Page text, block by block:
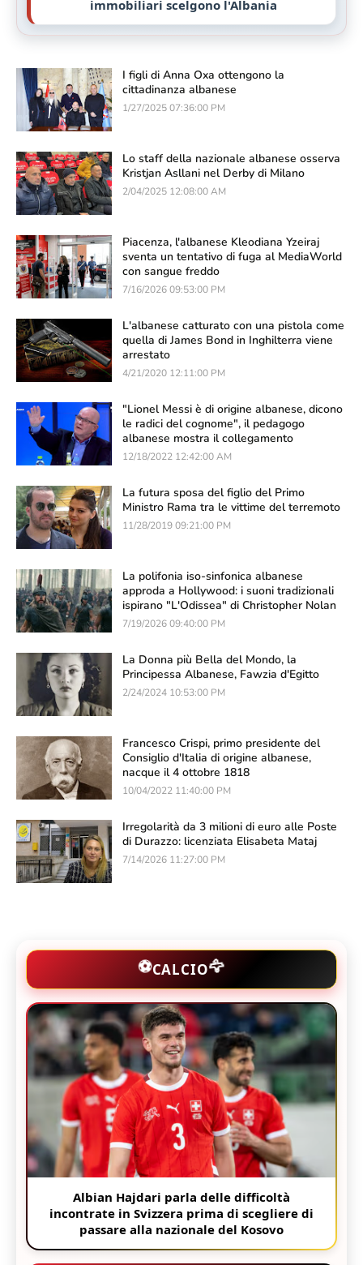
immobiliari scelgono l'Albania
I figli di Anna Oxa ottengono la
cittadinanza albanese
1/27/2025 07:36:00 PM
Lo staff della nazionale albanese osserva
Kristjan Asllani nel Derby di Milano
2/04/2025 12:08:00 AM
Piacenza, l'albanese Kleodiana Yzeiraj
sventa un tentativo di fuga al MediaWorld
con sangue freddo
7/16/2026 09:53:00 PM
L'albanese catturato con una pistola come
quella di James Bond in Inghilterra viene
arrestato
4/21/2020 12:11:00 PM
"Lionel Messi è di origine albanese, dicono
le radici del cognome", il pedagogo
albanese mostra il collegamento
12/18/2022 12:42:00 AM
La futura sposa del figlio del Primo
Ministro Rama tra le vittime del terremoto
11/28/2019 09:21:00 PM
La polifonia iso-sinfonica albanese
approda a Hollywood: i suoni tradizionali
ispirano "L'Odissea" di Christopher Nolan
7/19/2026 09:40:00 PM
La Donna più Bella del Mondo, la
Principessa Albanese, Fawzia d'Egitto
2/24/2024 10:53:00 PM
Francesco Crispi, primo presidente del
Consiglio d'Italia di origine albanese,
nacque il 4 ottobre 1818
10/04/2022 11:40:00 PM
Irregolarità da 3 milioni di euro alle Poste
di Durazzo: licenziata Elisabeta Mataj
7/14/2026 11:27:00 PM
⚽CALCIO🦅
Albian Hajdari parla delle difficoltà
incontrate in Svizzera prima di scegliere di
passare alla nazionale del Kosovo